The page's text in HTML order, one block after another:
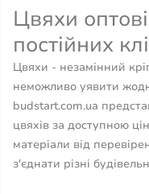
Цвяхи
постійних
Цвяхи - незамінний
неможливо уявити
budstart.com.ua
цвяхів за доступною
матеріали від
з'єднати різні